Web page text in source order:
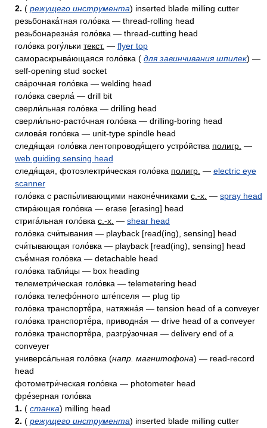
2. ( режущего инструмента) inserted blade milling cutter
резьбонака́тная голо́вка — thread-rolling head
резьбонарезна́я голо́вка — thread-cutting head
голо́вка рогу́льки текст. — flyer top
самораскрыва́ющаяся голо́вка ( для завинчивания шпилек) —
self-opening stud socket
сва́рочная голо́вка — welding head
голо́вка сверла́ — drill bit
сверли́льная голо́вка — drilling head
сверли́льно-расто́чная голо́вка — drilling-boring head
силова́я голо́вка — unit-type spindle head
следя́щая голо́вка лентопроводя́щего устро́йства полигр. —
web guiding sensing head
следя́щая, фотоэлектри́ческая голо́вка полигр. — electric eye
scanner
голо́вка с распы́ливающими наконе́чниками с.-х. — spray head
стира́ющая голо́вка — erase [erasing] head
стрига́льная голо́вка с.-х. — shear head
голо́вка счи́тывания — playback [read(ing), sensing] head
счи́тывающая голо́вка — playback [read(ing), sensing] head
съё́мная голо́вка — detachable head
голо́вка табли́цы — box heading
телеметри́ческая голо́вка — telemetering head
голо́вка телефо́нного ште́пселя — plug tip
голо́вка транспортё́ра, натяжна́я — tension head of a conveyer
голо́вка транспортё́ра, приводна́я — drive head of a conveyer
голо́вка транспортё́ра, разгру́зочная — delivery end of a
conveyer
универса́льная голо́вка (напр. магнитофона) — read-record
head
фотометри́ческая голо́вка — photometer head
фре́зерная голо́вка
1. ( станка) milling head
2. ( режущего инструмента) inserted blade milling cutter